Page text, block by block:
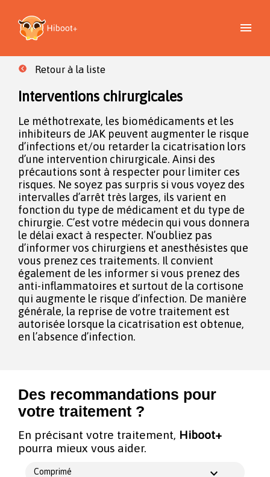
Retour à la liste
Interventions chirurgicales
Le méthotrexate, les biomédicaments et les
inhibiteurs de JAK peuvent augmenter le risque
d’infections et/ou retarder la cicatrisation lors
d’une intervention chirurgicale. Ainsi des
précautions sont à respecter pour limiter ces
risques. Ne soyez pas surpris si vous voyez des
intervalles d’arrêt très larges, ils varient en
fonction du type de médicament et du type de
chirurgie. C’est votre médecin qui vous donnera
le délai exact à respecter. N’oubliez pas
d’informer vos chirurgiens et anesthésistes que
vous prenez ces traitements. Il convient
également de les informer si vous prenez des
anti-inflammatoires et surtout de la cortisone
qui augmente le risque d’infection. De manière
générale, la reprise de votre traitement est
autorisée lorsque la cicatrisation est obtenue,
en l’absence d’infection.
Des recommandations pour
votre traitement ?
En précisant votre traitement, Hiboot+
pourra mieux vous aider.
Comprimé